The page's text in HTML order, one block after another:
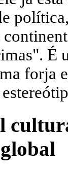
É
forja